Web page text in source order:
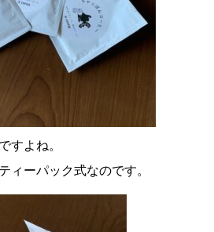
すよね。
ィーパック式なのです。